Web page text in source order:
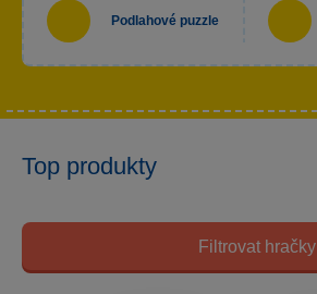
Podlahové puzzle
Top produkty
Filtrovat hračky